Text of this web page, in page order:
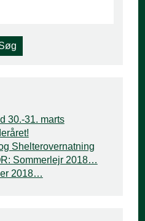
30.-31. marts
Shelterovernatning
Sommerlejr 2018…
2018…